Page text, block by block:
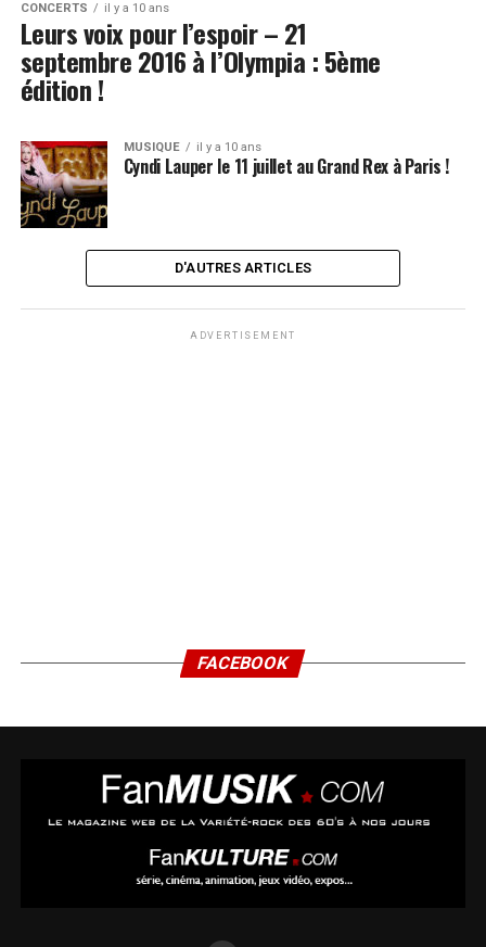
CONCERTS il y a 10 ans
Leurs voix pour l’espoir – 21
septembre 2016 à l’Olympia : 5ème
édition !
MUSIQUE il y a 10 ans
Cyndi Lauper le 11 juillet au Grand Rex à Paris !
D'AUTRES ARTICLES
ADVERTISEMENT
FACEBOOK